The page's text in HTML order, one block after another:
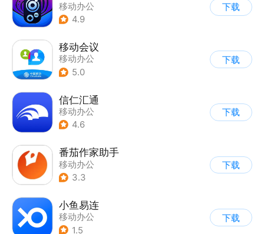
移动办公
4.9
下载
移动会议
移动办公
5.0
下载
信仁汇通
移动办公
4.6
下载
番茄作家助手
移动办公
3.3
下载
小鱼易连
移动办公
1.5
下载